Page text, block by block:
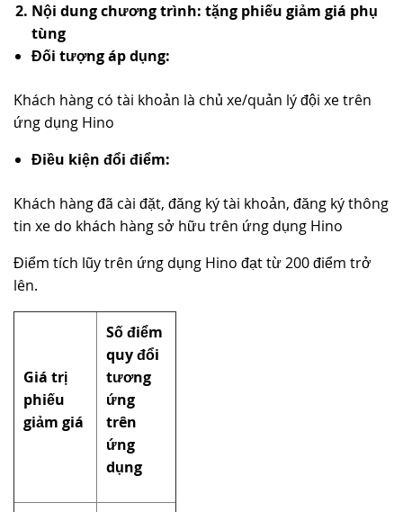
Nội dung chương trình: tặng phiếu giảm giá phụ
tùng
Đối tượng áp dụng:
Khách hàng có tài khoản là chủ xe/quản lý đội xe trên
ứng dụng Hino
Điều kiện đổi điểm:
Khách hàng đã cài đặt, đăng ký tài khoản, đăng ký thông
tin xe do khách hàng sở hữu trên ứng dụng Hino
Điểm tích lũy trên ứng dụng Hino đạt từ 200 điểm trở
lên.
Giá trị
phiếu
giảm giá
Số điểm
quy đổi
tương
ứng
trên
ứng
dụng